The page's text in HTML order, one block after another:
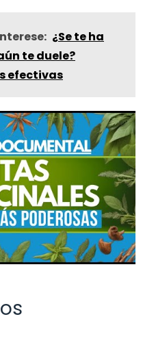
¿Se te ha
te duele?
efectivas